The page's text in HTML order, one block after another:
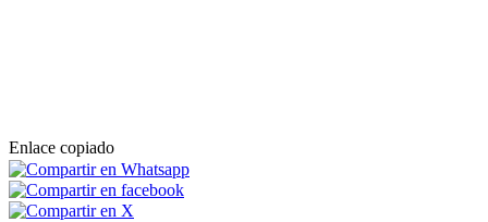
Enlace copiado